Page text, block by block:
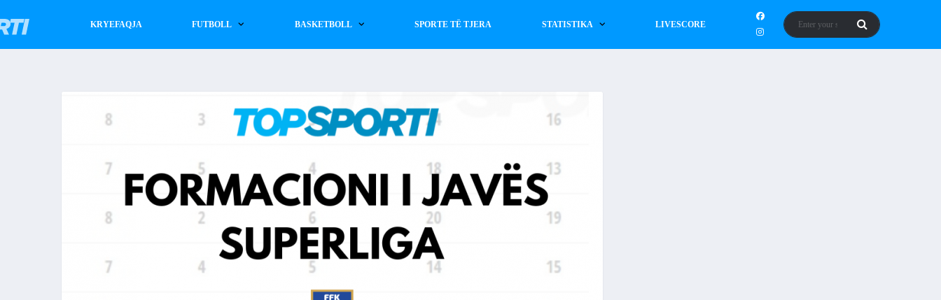
KRYEFAQJA FUTBOLL BASKETBOLL SPORTE TË TJERA STATISTIKA LIVESCORE